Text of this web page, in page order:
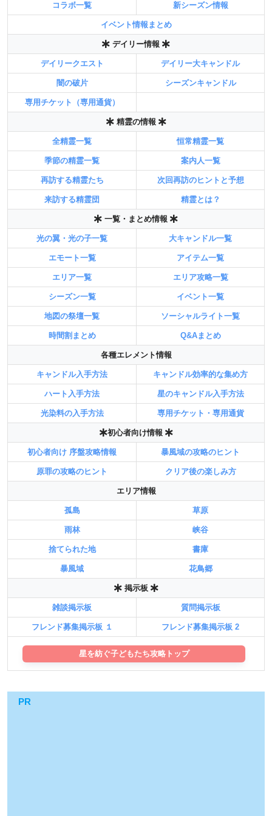
コラボ一覧 新シーズン情報
イベント情報まとめ
デイリー情報
デイリークエスト デイリー大キャンドル
闇の破片 シーズンキャンドル
専用チケット（専用通貨）
精霊の情報
全精霊一覧 恒常精霊一覧
季節の精霊一覧 案内人一覧
再訪する精霊たち 次回再訪のヒントと予想
来訪する精霊団 精霊とは？
一覧・まとめ情報
光の翼・光の子一覧 大キャンドル一覧
エモート一覧 アイテム一覧
エリア一覧 エリア攻略一覧
シーズン一覧 イベント一覧
地図の祭壇一覧 ソーシャルライト一覧
時間割まとめ Q&Aまとめ
各種エレメント情報
キャンドル入手方法 キャンドル効率的な集め方
ハート入手方法 星のキャンドル入手方法
光染料の入手方法 専用チケット・専用通貨
初心者向け情報
初心者向け 序盤攻略情報 暴風域の攻略のヒント
原罪の攻略のヒント クリア後の楽しみ方
エリア情報
孤島 草原
雨林 峡谷
捨てられた地 書庫
暴風域 花鳥郷
掲示板
雑談掲示板 質問掲示板
フレンド募集掲示板 １ フレンド募集掲示板 2
星を紡ぐ子どもたち攻略トップ
PR